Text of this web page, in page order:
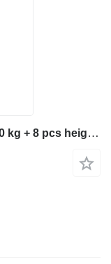
TyreON 230V mobile lifting table 1500 kg + 8 pcs height adapterset